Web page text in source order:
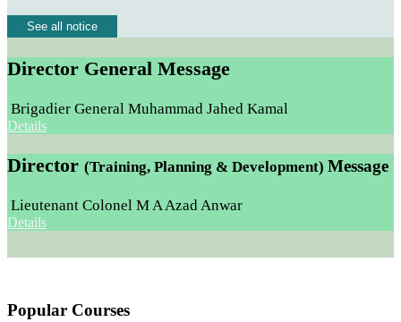
See all notice
Director General Message
Brigadier General Muhammad Jahed Kamal
Details
Director (Training, Planning & Development) Message
Lieutenant Colonel M A Azad Anwar
Details
Popular Courses